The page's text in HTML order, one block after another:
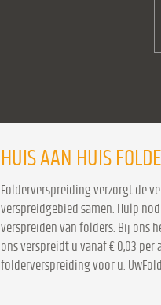
HUIS AAN HUIS
Folderverspreiding verzorgt de
verspreidgebied samen. Hulp
verspreiden van folders. Bij ons
ons verspreidt u vanaf € 0,03
folderverspreiding voor u.